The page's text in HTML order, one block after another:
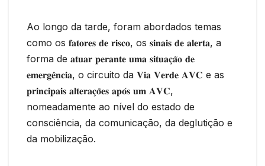
Ao longo da tarde, foram abordados temas
como os 𝐟𝐚𝐭𝐨𝐫𝐞𝐬 𝐝𝐞 𝐫𝐢𝐬𝐜𝐨, os 𝐬𝐢𝐧𝐚𝐢𝐬 𝐝𝐞 𝐚𝐥𝐞𝐫𝐭𝐚, a
forma de 𝐚𝐭𝐮𝐚𝐫 𝐩𝐞𝐫𝐚𝐧𝐭𝐞 𝐮𝐦𝐚 𝐬𝐢𝐭𝐮𝐚𝐜̧𝐚̃𝐨 𝐝𝐞
𝐞𝐦𝐞𝐫𝐠𝐞̂𝐧𝐜𝐢𝐚, o circuito da 𝐕𝐢𝐚 𝐕𝐞𝐫𝐝𝐞 𝐀𝐕𝐂 e as
𝐩𝐫𝐢𝐧𝐜𝐢𝐩𝐚𝐢𝐬 𝐚𝐥𝐭𝐞𝐫𝐚𝐜̧𝐨̃𝐞𝐬 𝐚𝐩𝐨́𝐬 𝐮𝐦 𝐀𝐕𝐂,
nomeadamente ao nível do estado de
consciência, da comunicação, da deglutição e
da mobilização.